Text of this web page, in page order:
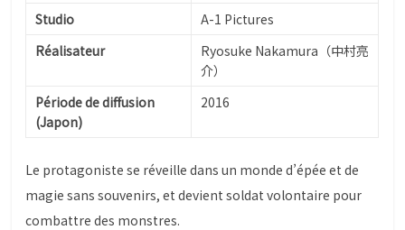
Studio
A-1 Pictures
Réalisateur
Ryosuke Nakamura（中村亮
介）
Période de diffusion
(Japon)
2016
Le protagoniste se réveille dans un monde d’épée et de
magie sans souvenirs, et devient soldat volontaire pour
combattre des monstres.